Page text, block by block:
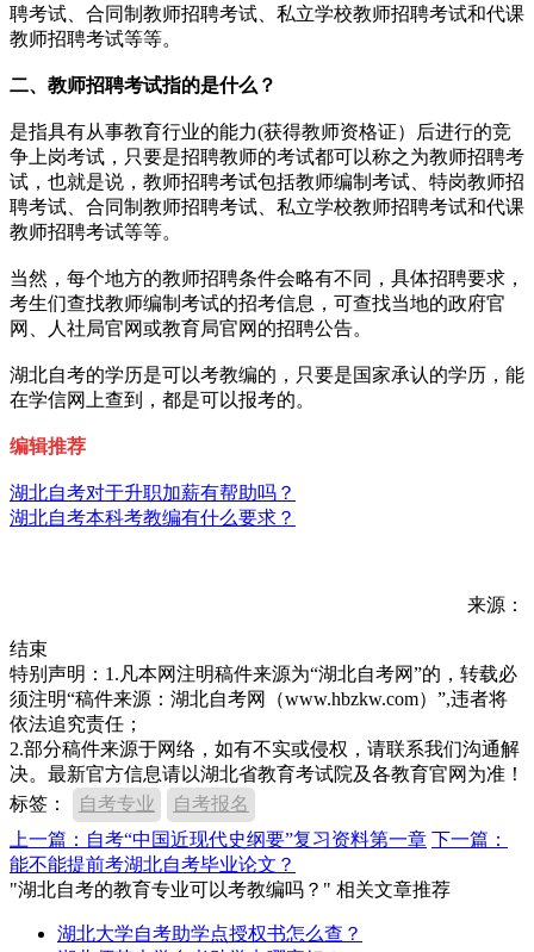
聘考试、合同制教师招聘考试、私立学校教师招聘考试和代课
教师招聘考试等等。
二、教师招聘考试指的是什么？
是指具有从事教育行业的能力(获得教师资格证）后进行的竞
争上岗考试，只要是招聘教师的考试都可以称之为教师招聘考
试，也就是说，教师招聘考试包括教师编制考试、特岗教师招
聘考试、合同制教师招聘考试、私立学校教师招聘考试和代课
教师招聘考试等等。
当然，每个地方的教师招聘条件会略有不同，具体招聘要求，
考生们查找教师编制考试的招考信息，可查找当地的政府官
网、人社局官网或教育局官网的招聘公告。
湖北自考的学历是可以考教编的，只要是国家承认的学历，能
在学信网上查到，都是可以报考的。
编辑推荐
湖北自考对于升职加薪有帮助吗？
湖北自考本科考教编有什么要求？
来源：
结束
特别声明：1.凡本网注明稿件来源为“湖北自考网”的，转载必
须注明“稿件来源：湖北自考网（www.hbzkw.com）”,违者将
依法追究责任；
2.部分稿件来源于网络，如有不实或侵权，请联系我们沟通解
决。最新官方信息请以湖北省教育考试院及各教育官网为准！
标签：
自考专业
自考报名
上一篇：自考“中国近现代史纲要”复习资料第一章 下一篇：
能不能提前考湖北自考毕业论文？
"湖北自考的教育专业可以考教编吗？" 相关文章推荐
湖北大学自考助学点授权书怎么查？